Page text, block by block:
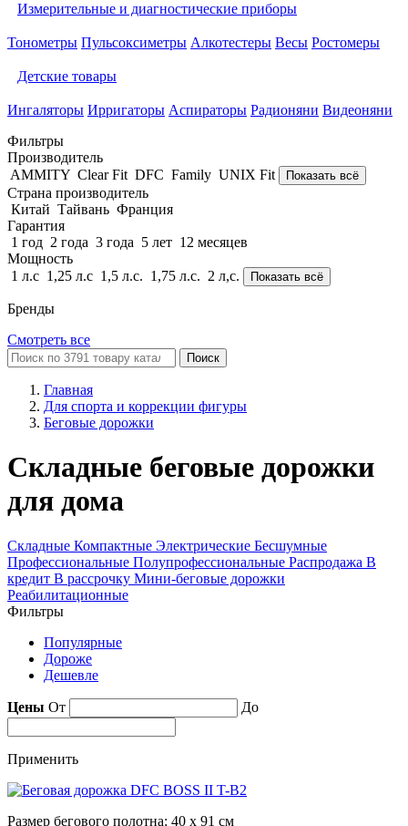
Измерительные и диагностические приборы
Тонометры Пульсоксиметры Алкотестеры Весы Ростомеры
Детские товары
Ингаляторы Ирригаторы Аспираторы Радионяни Видеоняни
Фильтры
Производитель
AMMITY Clear Fit DFC Family UNIX Fit Показать всё
Страна производитель
Китай Тайвань Франция
Гарантия
1 год 2 года 3 года 5 лет 12 месяцев
Мощность
1 л.с 1,25 л.с 1,5 л.с. 1,75 л.с. 2 л,с. Показать всё
Бренды
Смотреть все
Поиск
Главная
Для спорта и коррекции фигуры
Беговые дорожки
Складные беговые дорожки
для дома
Складные Компактные Электрические Бесшумные
Профессиональные Полупрофессиональные Распродажа В
кредит В рассрочку Мини-беговые дорожки
Реабилитационные
Фильтры
Популярные
Дороже
Дешевле
Цены От До
Применить
Размер бегового полотна: 40 х 91 см